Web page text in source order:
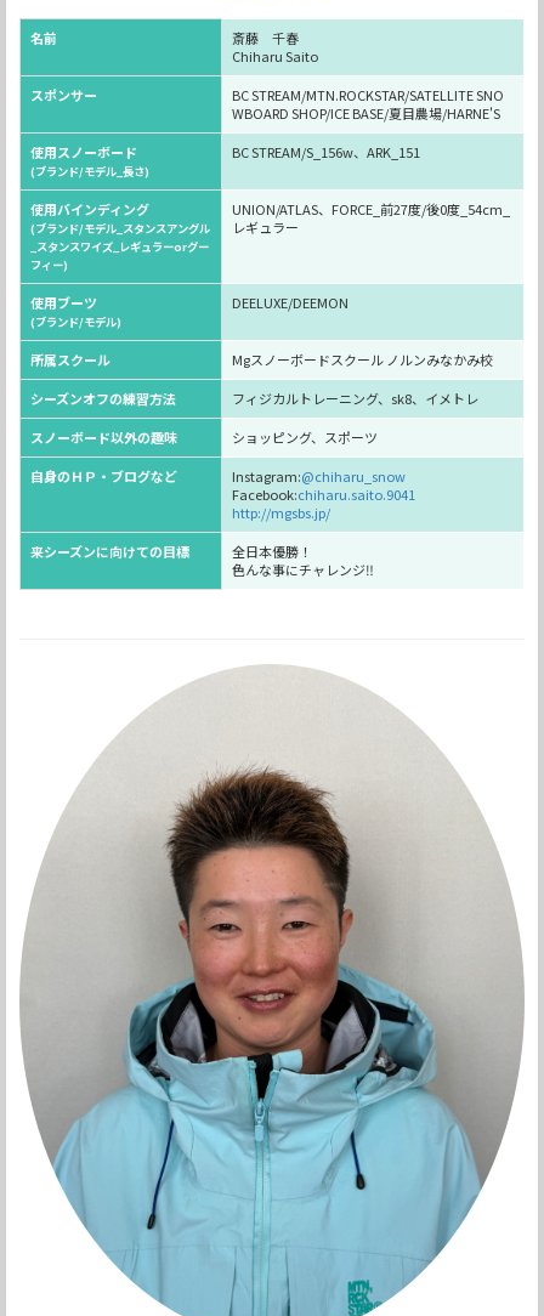
名前
斎藤 千春
Chiharu Saito
スポンサー
BC STREAM/MTN.ROCKSTAR/SATELLITE SNO
WBOARD SHOP/ICE BASE/夏目農場/HARNE'S
使用スノーボード
(ブランド/モデル_長さ)
BC STREAM/S_156w、ARK_151
使用バインディング
(ブランド/モデル_スタンスアングル
_スタンスワイズ_レギュラーorグー
フィー)
UNION/ATLAS、FORCE_前27度/後0度_54cm_
レギュラー
使用ブーツ
(ブランド/モデル)
DEELUXE/DEEMON
所属スクール
Mgスノーボードスクール ノルンみなかみ校
シーズンオフの練習方法
フィジカルトレーニング、sk8、イメトレ
スノーボード以外の趣味
ショッピング、スポーツ
自身のＨＰ・ブログなど
Instagram:@chiharu_snow
Facebook:chiharu.saito.9041
http://mgsbs.jp/
来シーズンに向けての目標
全日本優勝！
色んな事にチャレンジ‼︎